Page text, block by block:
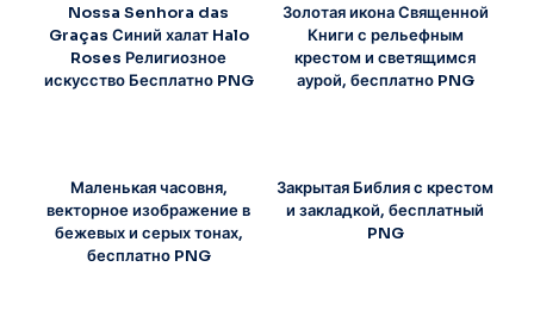
Nossa Senhora das
Graças Синий халат Halo
Roses Религиозное
искусство Бесплатно PNG
Золотая икона Священной
Книги с рельефным
крестом и светящимся
аурой, бесплатно PNG
Маленькая часовня,
векторное изображение в
бежевых и серых тонах,
бесплатно PNG
Закрытая Библия с крестом
и закладкой, бесплатный
PNG